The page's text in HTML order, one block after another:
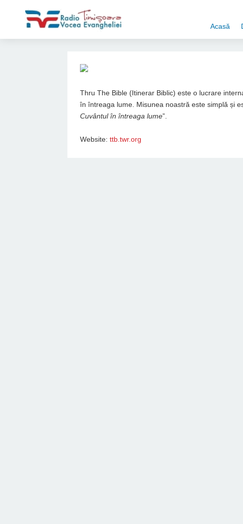
Acasă
Thru The Bible (Itinerar Biblic) este o lucrare
în întreaga lume. Misunea noastră este simplă și
Cuvântul în întreaga lume”.
Website:ttb.twr.org